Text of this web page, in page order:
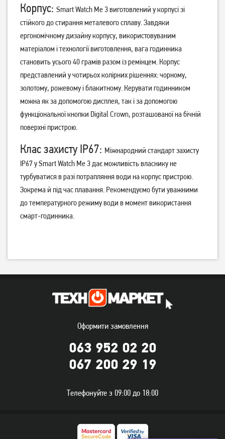
Смарт-годинник Gelius Pro
GP-SW009 Amazwatch
Numix Black
1 299грн
Смарт-годинник Gelius Pro
GP-SW009 Amazwatch
Numix Gold
1 299грн
1 349 1 349
Смарт-годинник Gelius GP-
SW016 Tactical Heavy Silver
GP-SW008 Black
Немає в наявності
Корпус: Smart Watch Me 3 виготовлений у корпусі зі
стійкого до стирання металевого сплаву. Завдяки
ергономічному дизайну корпусу, використовуваним
матеріалом і технології виготовлення, вага годинника
становить усього 40 грамів разом із ремінцем. Корпус
представлений у чотирьох колірних рішеннях: чорному,
золотому, рожевому і блакитному. Керувати годинником
можна як за допомогою дисплея, так і за допомогою
функціональної кнопки Digital Crown, розташованої на бічній
поверхні пристрою.
Клас захисту IP67: Міжнародний стандарт захисту
IP67 у Smart Watch Me 3 дає можливість власнику не
турбуватися в разі потрапляння води на корпус пристрою.
Зокрема й під час плавання. Рекомендуємо бути уважними
до температурного режиму води в момент використання
смарт-годинника.
Оформити замовлення
063 952 02 20
067 200 29 19
Телефонуйте з 09:00 до 18:00